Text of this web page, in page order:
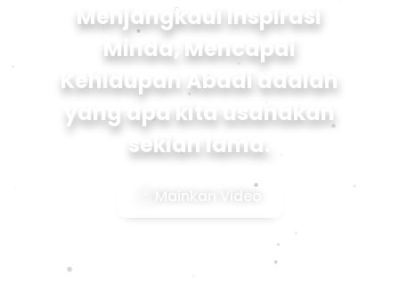
Menjangkaui Inspirasi
Minda, Mencapai
Kehidupan Abadi adalah
yang apa kita usahakan
sekian lama.
Mainkan Video